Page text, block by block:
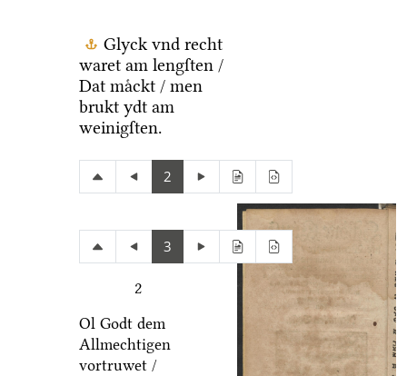
Glyck vnd recht
waret am lengſten /
Dat maͤckt / men
brukt ydt am
weinigſten.
2
3
2
Ol Godt dem
Allmechtigen
vortruwet /